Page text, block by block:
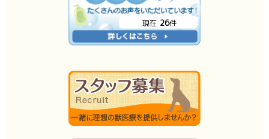
現在 26件